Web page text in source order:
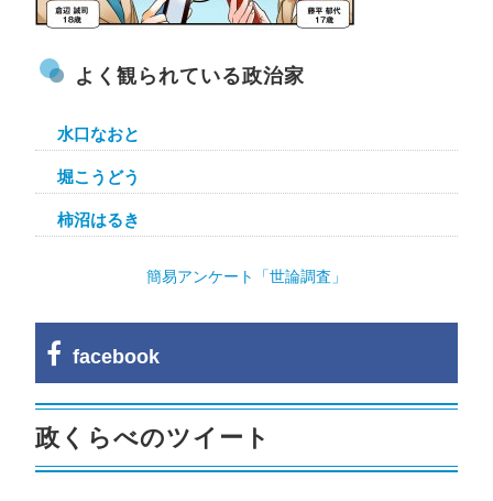
よく観られている政治家
水口なおと
堀こうどう
柿沼はるき
簡易アンケート「世論調査」
facebook
政くらべのツイート